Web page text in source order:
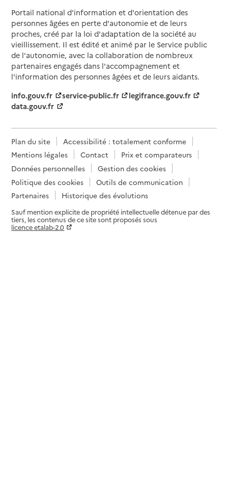
Portail national d'information et d'orientation des
personnes âgées en perte d'autonomie et de leurs
proches, créé par la loi d'adaptation de la société au
vieillissement. Il est édité et animé par le Service public
de l'autonomie, avec la collaboration de nombreux
partenaires engagés dans l'accompagnement et
l'information des personnes âgées et de leurs aidants.
info.gouv.fr
service-public.fr
legifrance.gouv.fr
data.gouv.fr
Plan du site
Accessibilité : totalement conforme
Mentions légales
Contact
Prix et comparateurs
Données personnelles
Gestion des cookies
Politique des cookies
Outils de communication
Partenaires
Historique des évolutions
Sauf mention explicite de propriété intellectuelle détenue par des
tiers, les contenus de ce site sont proposés sous
licence etalab-2.0